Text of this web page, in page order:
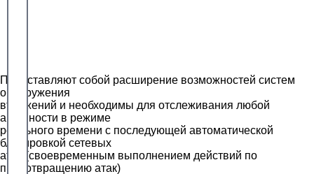
Представляют собой расширение возможностей систем
обнаружения
вторжений и необходимы для отслеживания любой
активности в режиме
реального времени с последующей автоматической
блокировкой сетевых
атак (своевременным выполнением действий по
предотвращению атак)